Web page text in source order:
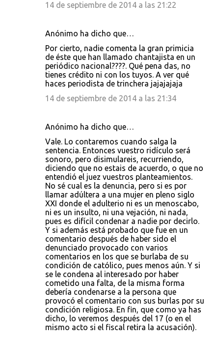
14 de septiembre de 2014 a las 21:22
Anónimo ha dicho que…
Por cierto, nadie comenta la gran primicia
de éste que han llamado chantajista en un
periódico nacional????. Qué pena das, no
tienes crédito ni con los tuyos. A ver qué
haces periodista de trinchera jajajajaja
14 de septiembre de 2014 a las 21:34
Anónimo ha dicho que…
Vale. Lo contaremos cuando salga la
sentencia. Entonces vuestro ridículo será
sonoro, pero disimulareis, recurriendo,
diciendo que no estais de acuerdo, o que no
entendió el juez vuestros planteamientos.
No sé cual es la denuncia, pero si es por
llamar adúltera a una mujer en pleno siglo
XXI donde el adulterio ni es un menoscabo,
ni es un insulto, ni una vejación, ni nada,
pues es difícil condenar a nadie por decirlo.
Y si además está probado que fue en un
comentario después de haber sido el
denunciado provocado con varios
comentarios en los que se burlaba de su
condición de católico, pues menos aún. Y si
se le condena al interesado por haber
cometido una falta, de la misma forma
debería condenarse a la persona que
provocó el comentario con sus burlas por su
condición religiosa. En fin, que como ya has
dicho, lo veremos después del 17 (o en el
mismo acto si el fiscal retira la acusación).